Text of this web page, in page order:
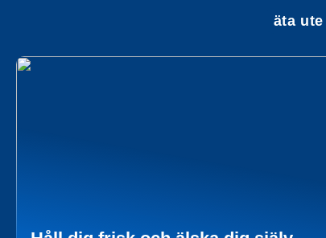
äta ute